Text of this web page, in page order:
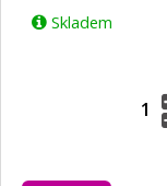
Skladem